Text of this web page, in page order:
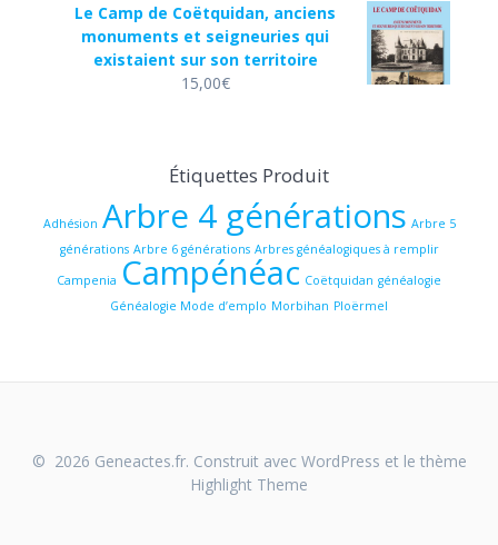
Le Camp de Coëtquidan, anciens
monuments et seigneuries qui
existaient sur son territoire
15,00€
Étiquettes Produit
Adhésion Arbre 4 générations Arbre 5
générations Arbre 6 générations Arbres généalogiques à remplir
Campenia Campénéac Coëtquidan généalogie
Généalogie Mode d’emplo Morbihan Ploërmel
© 2026 Geneactes.fr. Construit avec WordPress et le thème
Highlight Theme